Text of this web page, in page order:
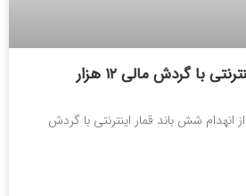
انهدام ۶ باند قمار اینترنتی با گردش مالی ۱۲ هزار
انهدام شش باند قمار اینترنتی با گردش